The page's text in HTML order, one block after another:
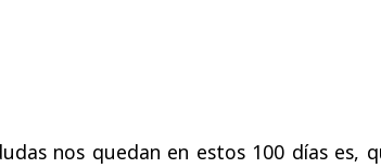
nos quedan en estos 100 días es,